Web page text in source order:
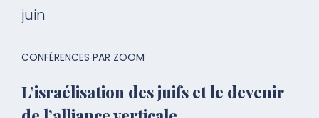
juin
L’israélisation des juifs et le devenir
CONFÉRENCES PAR ZOOM